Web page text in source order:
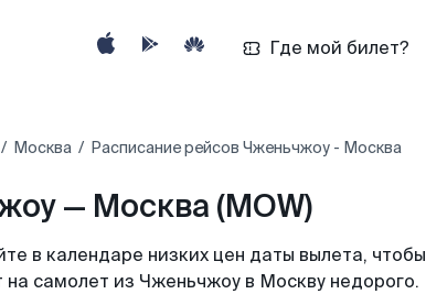
Где мой билет?
Москва Расписание рейсов Чженьчжоу - Москва
— Москва (MOW)
в календаре низких цен даты вылета, чтобы
на самолет из Чженьчжоу в Москву недорого.